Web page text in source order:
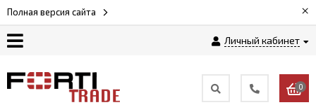
Полная версия сайта ×
Личный кабинет
0